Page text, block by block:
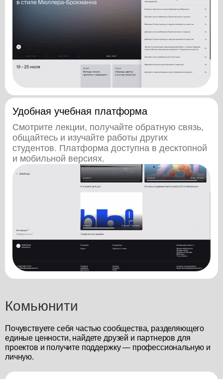
Удобная учебная платформа
Смотрите лекции, получайте обратную связь,
общайтесь и изучайте работы других
студентов. Платформа доступна в десктопной
и мобильной версиях.
Комьюнити
Почувствуете себя частью сообщества, разделяющего
единые ценности, найдете друзей и партнеров для
проектов и получите поддержку — профессиональную и
личную.